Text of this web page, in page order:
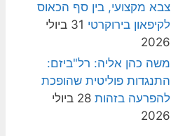
צבא מקצועי, בין סף הכאוס
לקיפאון בירוקרטי
31 ביולי
2026
משה כהן אליה: רל"ביזם:
התנגדות פוליטית שהופכת
להפרעה בזהות
28 ביולי
2026